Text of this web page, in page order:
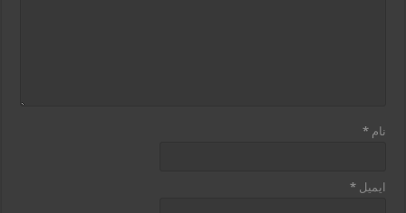
نام*
ایمیل*